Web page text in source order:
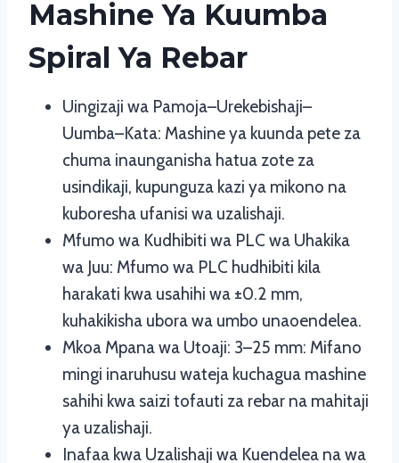
Mashine Ya Kuumba
Spiral Ya Rebar
Uingizaji wa Pamoja–Urekebishaji–
Uumba–Kata: Mashine ya kuunda pete za
chuma inaunganisha hatua zote za
usindikaji, kupunguza kazi ya mikono na
kuboresha ufanisi wa uzalishaji.
Mfumo wa Kudhibiti wa PLC wa Uhakika
wa Juu: Mfumo wa PLC hudhibiti kila
harakati kwa usahihi wa ±0.2 mm,
kuhakikisha ubora wa umbo unaoendelea.
Mkoa Mpana wa Utoaji: 3–25 mm: Mifano
mingi inaruhusu wateja kuchagua mashine
sahihi kwa saizi tofauti za rebar na mahitaji
ya uzalishaji.
Inafaa kwa Uzalishaji wa Kuendelea na wa